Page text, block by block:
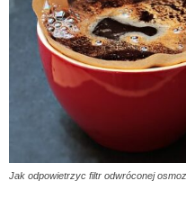
Jak odpowietrzyc filtr odwróconej